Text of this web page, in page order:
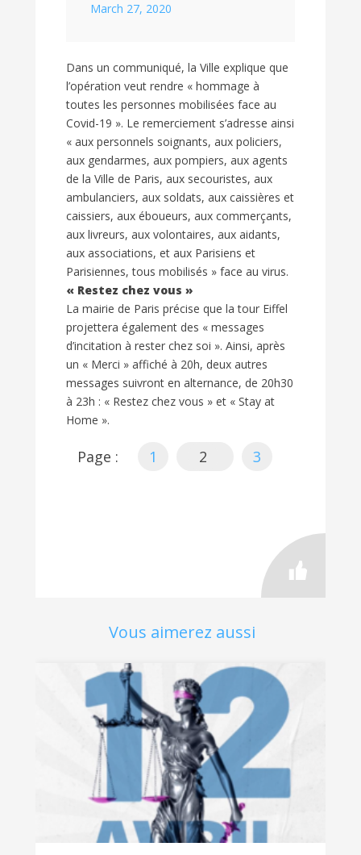
March 27, 2020
Dans un communiqué, la Ville explique que
l’opération veut rendre « hommage à
toutes les personnes mobilisées face au
Covid-19 ». Le remerciement s’adresse ainsi
« aux personnels soignants, aux policiers,
aux gendarmes, aux pompiers, aux agents
de la Ville de Paris, aux secouristes, aux
ambulanciers, aux soldats, aux caissières et
caissiers, aux éboueurs, aux commerçants,
aux livreurs, aux volontaires, aux aidants,
aux associations, et aux Parisiens et
Parisiennes, tous mobilisés » face au virus.
« Restez chez vous »
La mairie de Paris précise que la tour Eiffel
projettera également des « messages
d’incitation à rester chez soi ». Ainsi, après
un « Merci » affiché à 20h, deux autres
messages suivront en alternance, de 20h30
à 23h : « Restez chez vous » et « Stay at
Home ».
Page : 1 2 3
Vous aimerez aussi